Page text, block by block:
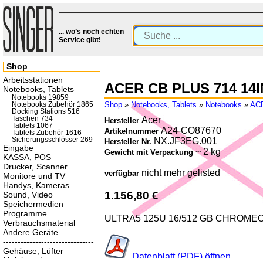
... wo’s noch echten
Service gibt!
ACER CB PLUS 714
Shop » Notebooks, Tablets » Notebooks »
Hersteller Acer
ArtikelnummerA24-CO87670
Hersteller Nr. NX.JF3EG.001
Gewicht mit Verpackung~ 2 kg
verfügbar nicht mehr gelisted
1.156,80 €
ULTRA5 125U 16/512 GB
Shop
Arbeitsstationen
Notebooks, Tablets
Notebooks 19859
Notebooks Zubehör 1865
Docking Stations 516
Taschen 734
Tablets 1067
Tablets Zubehör 1616
Sicherungsschlösser 269
Eingabe
KASSA, POS
Drucker, Scanner
Monitore und TV
Handys, Kameras
Sound, Video
Speichermedien
Programme
Verbrauchsmaterial
Andere Geräte
-------------------------------
Gehäuse, Lüfter